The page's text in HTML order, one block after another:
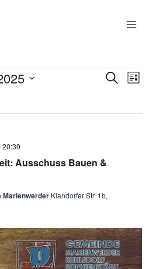
und
Suche
Liste
Ausschuss Bauen &
20:30
Marienwerder Klandorfer Str. 1b,